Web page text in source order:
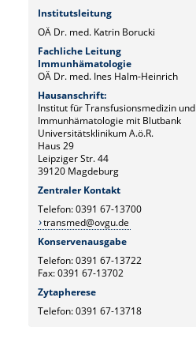
Institutsleitung
OÄ Dr. med. Katrin Borucki
Fachliche Leitung
Immunhämatologie
OÄ Dr. med. Ines Halm-Heinrich
Hausanschrift:
Institut für Transfusionsmedizin und
Immunhämatologie mit Blutbank
Universitätsklinikum A.ö.R.
Haus 29
Leipziger Str. 44
39120 Magdeburg
Zentraler Kontakt
Telefon: 0391 67-13700
transmed@ovgu.de
Konservenausgabe
Telefon: 0391 67-13722
Fax: 0391 67-13702
Zytapherese
Telefon: 0391 67-13718